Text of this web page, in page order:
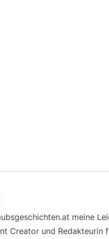
meine
Creator und Redakteurin